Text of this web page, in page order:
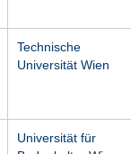
Technische
Universität Wien
Universität für